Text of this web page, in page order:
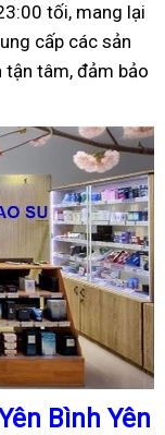
tối, mang lại
cấp các sản
tâm, đảm bảo
Bình Yên